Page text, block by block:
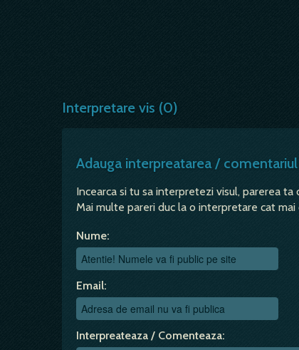
Interpretare vis (0)
Adauga interpreatarea /
Incearca si tu sa interpretezi visul, parerea ta
Mai multe pareri duc la o interpretare cat mai
Nume:
Email:
Interpreateaza / Comenteaza: